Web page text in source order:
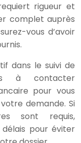
rigueur et
complet auprès
vous d’avoir
dans le suivi de
à contacter
pour vous
demande. Si
sont requis,
pour éviter